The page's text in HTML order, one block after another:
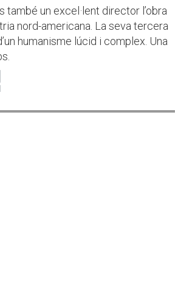
un excel·lent director l’obra
nord-americana. La seva tercera
humanisme lúcid i complex. Una